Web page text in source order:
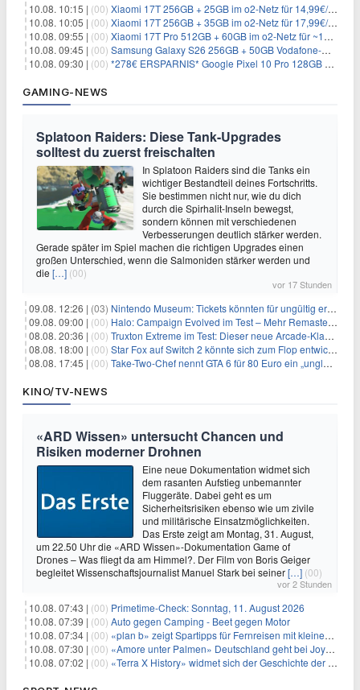
10.08. 10:15 | (00) Xiaomi 17T 256GB + 25GB im o2-Netz für 14,99€/Monat (effektiv -4,30€/Monat)
10.08. 10:05 | (00) Xiaomi 17T 256GB + 35GB im o2-Netz für 17,99€/Monat (effektiv -2,47€/Monat)
10.08. 09:55 | (00) Xiaomi 17T Pro 512GB + 60GB im o2-Netz für ~19,99€/Monat (effektiv -7,22€/Monat)
10.08. 09:45 | (00) Samsung Galaxy S26 256GB + 50GB Vodafone-Netz für 19,99€/Monat (effektiv 1,26€/Monat)
10.08. 09:30 | (00) *278€ ERSPARNIS* Google Pixel 10 Pro 128GB + 60GB im o2-Netz für ~19,99€/Monat
GAMING-NEWS
Splatoon Raiders: Diese Tank-Upgrades
solltest du zuerst freischalten
In Splatoon Raiders sind die Tanks ein
wichtiger Bestandteil deines Fortschritts.
Sie bestimmen nicht nur, wie du dich
durch die Spirhalit-Inseln bewegst,
sondern können mit verschiedenen
Verbesserungen deutlich stärker werden.
Gerade später im Spiel machen die richtigen Upgrades einen
großen Unterschied, wenn die Salmoniden stärker werden und
die […] (00)
vor 17 Stunden
09.08. 12:26 | (03) Nintendo Museum: Tickets könnten für ungültig erklärt werden!
09.08. 09:00 | (00) Halo: Campaign Evolved im Test – Mehr Remaster als Remake
08.08. 20:36 | (00) Truxton Extreme im Test: Dieser neue Arcade-Klassiker verzeiht dir gar nichts
08.08. 18:00 | (00) Star Fox auf Switch 2 könnte sich zum Flop entwickeln
08.08. 17:45 | (00) Take-Two-Chef nennt GTA 6 für 80 Euro ein „unglaubliches Schnäppchen“
KINO/TV-NEWS
«ARD Wissen» untersucht Chancen und
Risiken moderner Drohnen
Eine neue Dokumentation widmet sich
dem rasanten Aufstieg unbemannter
Fluggeräte. Dabei geht es um
Sicherheitsrisiken ebenso wie um zivile
und militärische Einsatzmöglichkeiten.
Das Erste zeigt am Montag, 31. August,
um 22.50 Uhr die «ARD Wissen»-Dokumentation Game of
Drones – Was fliegt da am Himmel?. Der Film von Boris Geiger
begleitet Wissenschaftsjournalist Manuel Stark bei seiner[…] (00)
vor 2 Stunden
10.08. 07:43 | (00) Primetime-Check: Sonntag, 11. August 2026
10.08. 07:39 | (00) Auto gegen Camping - Beet gegen Motor
10.08. 07:34 | (00) «plan b» zeigt Spartipps für Fernreisen mit kleinem Budget
10.08. 07:30 | (00) «Amore unter Palmen» Deutschland geht bei Joyn weiter
10.08. 07:02 | (00) «Terra X History» widmet sich der Geschichte der deutschen Vereine